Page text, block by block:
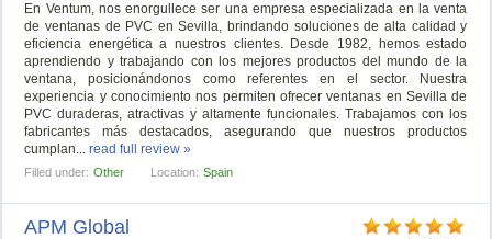
En Ventum, nos enorgullece ser una empresa especializada en la venta
de ventanas de PVC en Sevilla, brindando soluciones de alta calidad y
eficiencia energética a nuestros clientes. Desde 1982, hemos estado
aprendiendo y trabajando con los mejores productos del mundo de la
ventana, posicionándonos como referentes en el sector. Nuestra
experiencia y conocimiento nos permiten ofrecer ventanas en Sevilla de
PVC duraderas, atractivas y altamente funcionales. Trabajamos con los
fabricantes más destacados, asegurando que nuestros productos
cumplan...read full review »
Filled under: Other Location: Spain
APM Global